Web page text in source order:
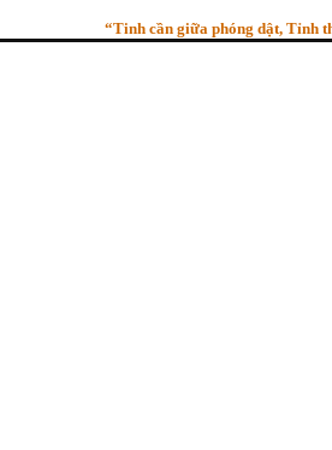
“Tinh cần giữa phóng dật, Tỉnh thức